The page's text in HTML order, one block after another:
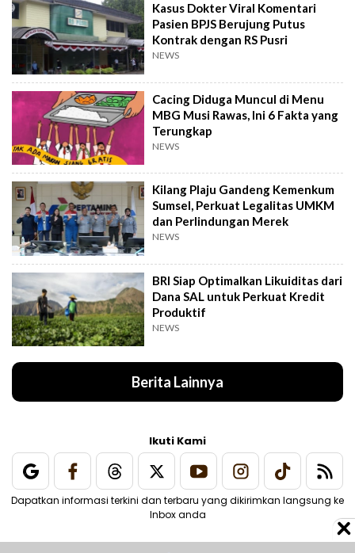
Kasus Dokter Viral Komentari
Pasien BPJS Berujung Putus
Kontrak dengan RS Pusri
NEWS
Cacing Diduga Muncul di Menu
MBG Musi Rawas, Ini 6 Fakta yang
Terungkap
NEWS
Kilang Plaju Gandeng Kemenkum
Sumsel, Perkuat Legalitas UMKM
dan Perlindungan Merek
NEWS
BRI Siap Optimalkan Likuiditas dari
Dana SAL untuk Perkuat Kredit
Produktif
NEWS
Berita Lainnya
Ikuti Kami
Dapatkan informasi terkini dan terbaru yang dikirimkan langsung ke
Inbox anda